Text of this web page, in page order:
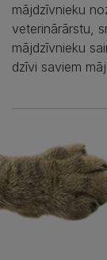
mājdzīvnieku
veterinārārstu,
mājdzīvnieku
dzīvi saviem